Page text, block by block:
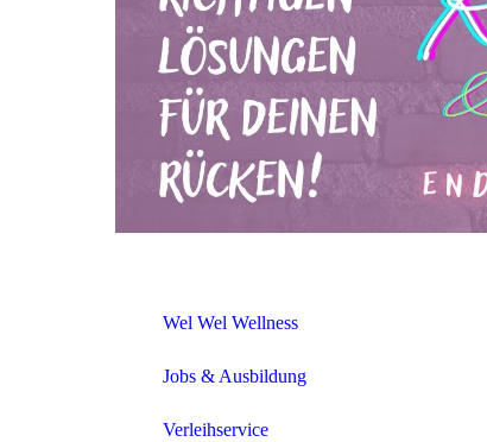
Wel Wel Wellness
Jobs & Ausbildung
Verleihservice